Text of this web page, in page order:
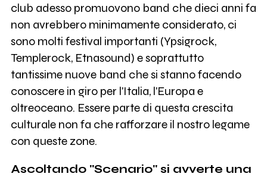
club adesso promuovono band che dieci anni fa
non avrebbero minimamente considerato, ci
sono molti festival importanti (Ypsigrock,
Templerock, Etnasound) e soprattutto
tantissime nuove band che si stanno facendo
conoscere in giro per l'Italia, l'Europa e
oltreoceano. Essere parte di questa crescita
culturale non fa che rafforzare il nostro legame
con queste zone.
Ascoltando "Scenario" si avverte una